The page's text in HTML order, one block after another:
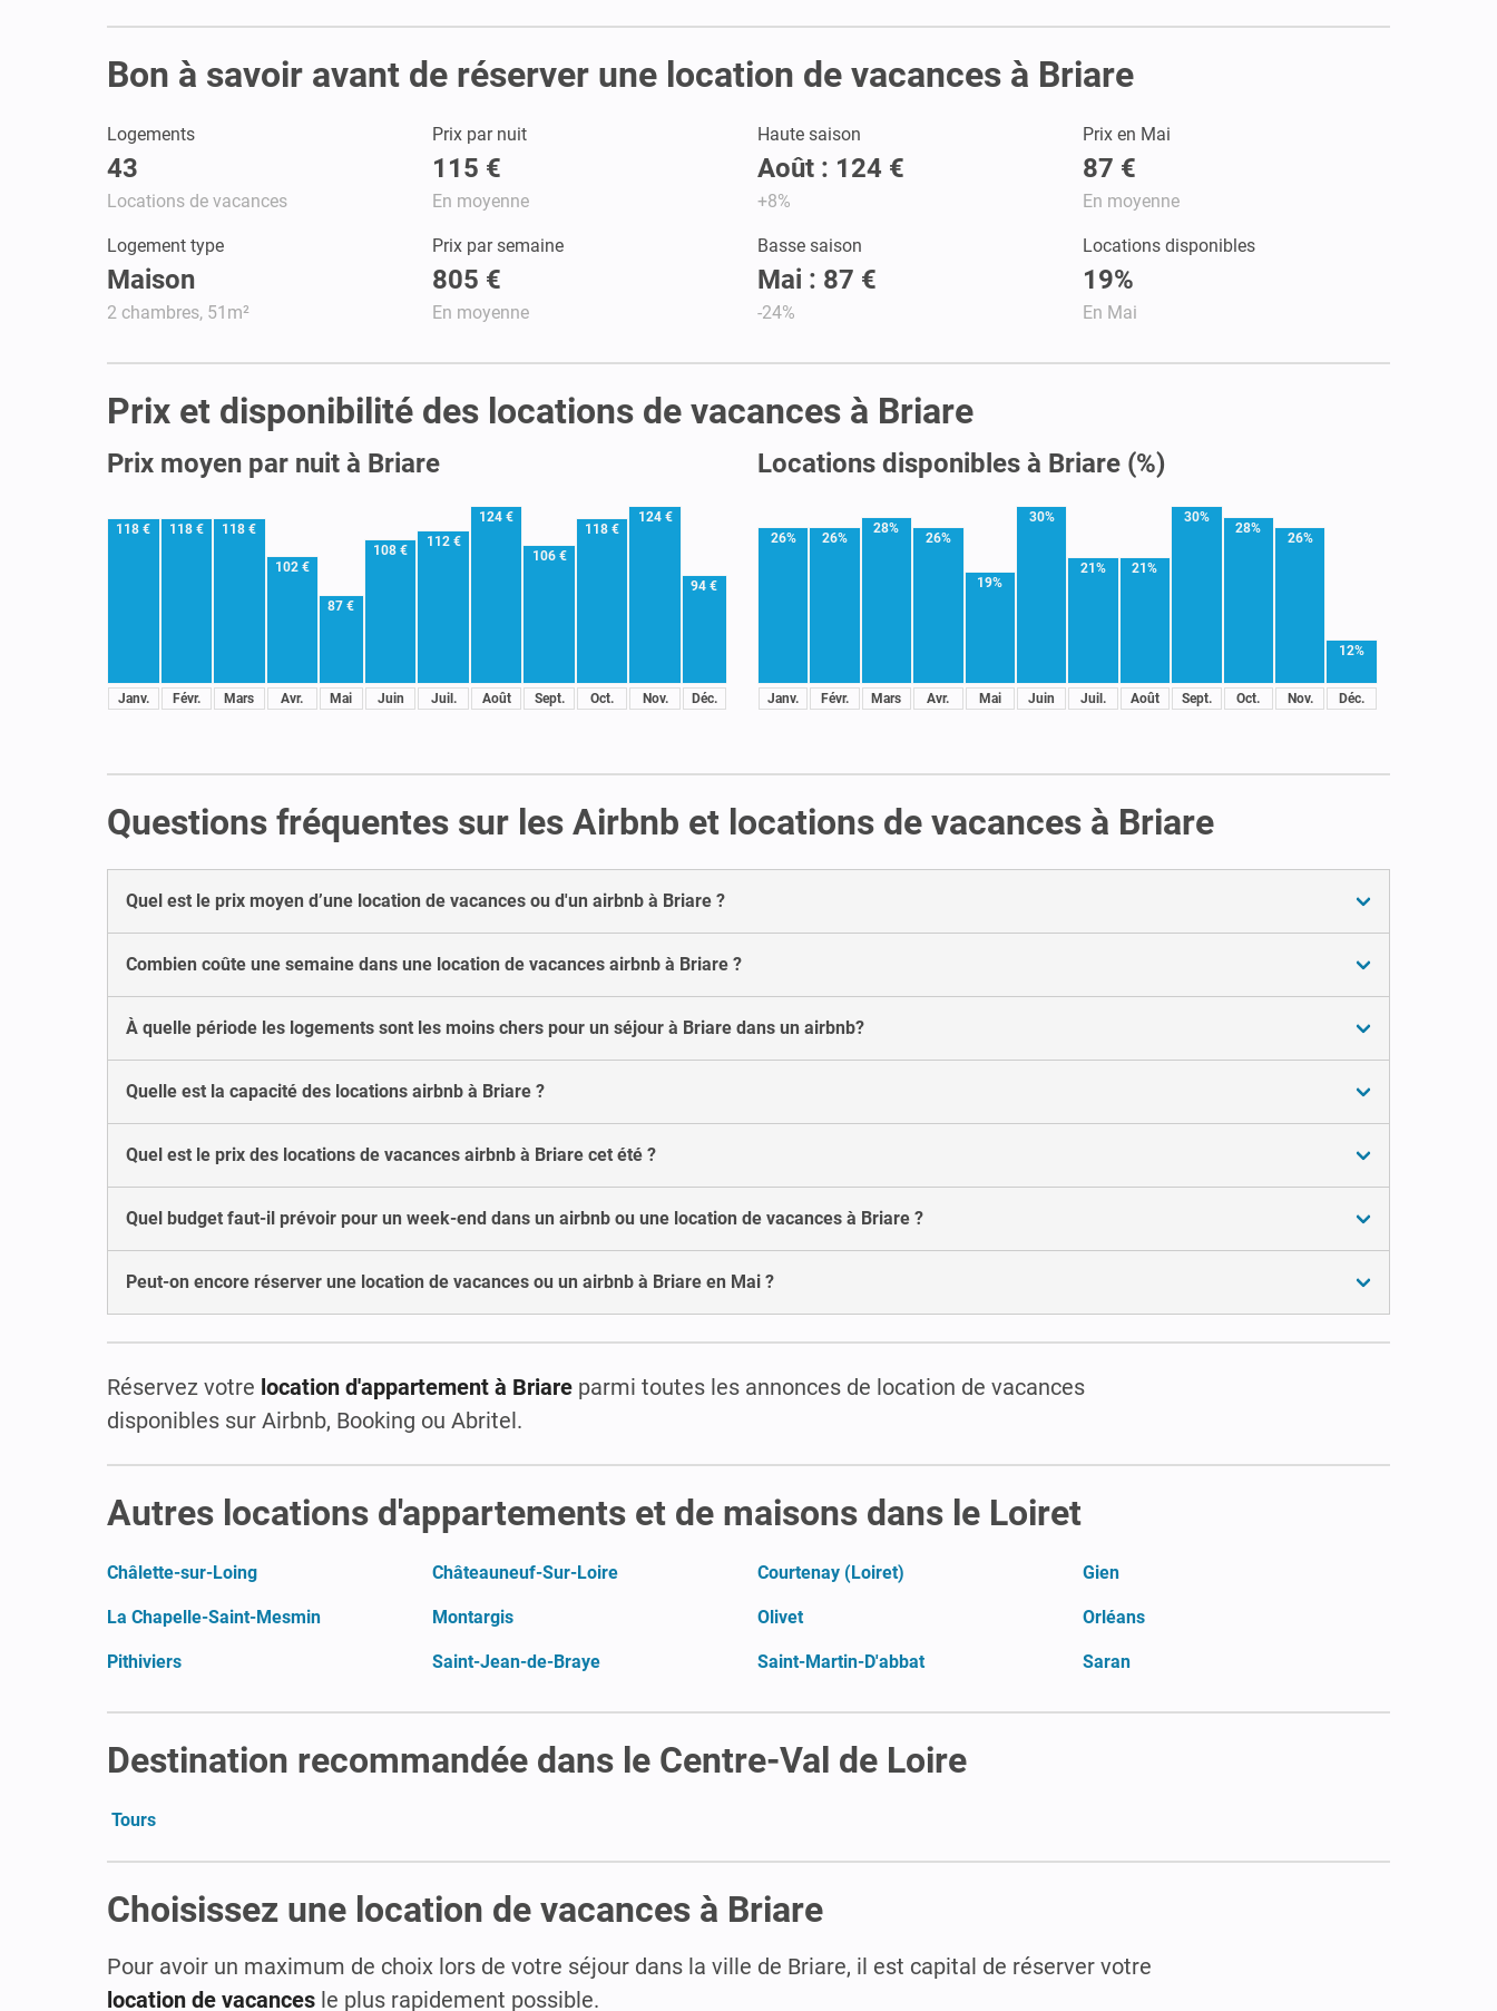
Bon à savoir avant de réserver une location de vacances à Briare
Logements
43
Locations de vacances
Prix par nuit
115 €
En moyenne
Haute saison
Août : 124 €
+8%
Prix en Mai
87 €
En moyenne
Logement type
Maison
2 chambres, 51m²
Prix par semaine
805 €
En moyenne
Basse saison
Mai : 87 €
-24%
Locations disponibles
19%
En Mai
Prix et disponibilité des locations de vacances à Briare
Prix moyen par nuit à Briare
118 €
Janv.
118 €
Févr.
118 €
Mars
102 €
Avr.
87 €
Mai
108 €
Juin
112 €
Juil.
124 €
Août
106 €
Sept.
118 €
Oct.
124 €
Nov.
94 €
Déc.
Locations disponibles à Briare (%)
26%
Janv.
26%
Févr.
28%
Mars
26%
Avr.
19%
Mai
30%
Juin
21%
Juil.
21%
Août
30%
Sept.
28%
Oct.
26%
Nov.
12%
Déc.
Questions fréquentes sur les Airbnb et locations de vacances à Briare
Quel est le prix moyen d’une location de vacances ou d'un airbnb à Briare ?
Combien coûte une semaine dans une location de vacances airbnb à Briare ?
À quelle période les logements sont les moins chers pour un séjour à Briare dans un airbnb?
Quelle est la capacité des locations airbnb à Briare ?
Quel est le prix des locations de vacances airbnb à Briare cet été ?
Quel budget faut-il prévoir pour un week-end dans un airbnb ou une location de vacances à Briare ?
Peut-on encore réserver une location de vacances ou un airbnb à Briare en Mai ?
Réservez votre location d'appartement à Briare parmi toutes les annonces de location de vacances
disponibles sur Airbnb, Booking ou Abritel.
Autres locations d'appartements et de maisons dans le Loiret
Châlette-sur-Loing Châteauneuf-Sur-Loire Courtenay (Loiret) Gien
La Chapelle-Saint-Mesmin Montargis Olivet Orléans
Pithiviers Saint-Jean-de-Braye Saint-Martin-D'abbat Saran
Destination recommandée dans le Centre-Val de Loire
Tours
Choisissez une location de vacances à Briare
Pour avoir un maximum de choix lors de votre séjour dans la ville de Briare, il est capital de réserver votre
location de vacances le plus rapidement possible.